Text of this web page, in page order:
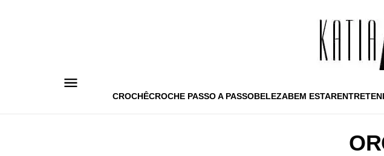
CROCHÊCROCHE PASSO A PASSOBELEZABEM ESTAR